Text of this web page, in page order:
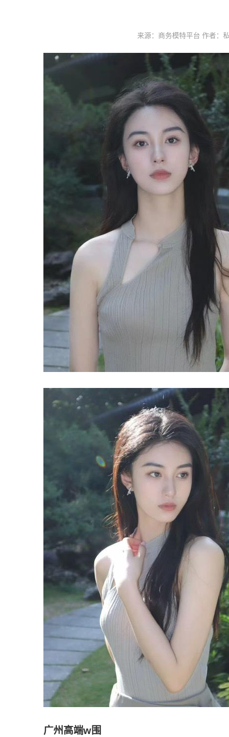
来源：商务模特平台 作者：
广州高端w围